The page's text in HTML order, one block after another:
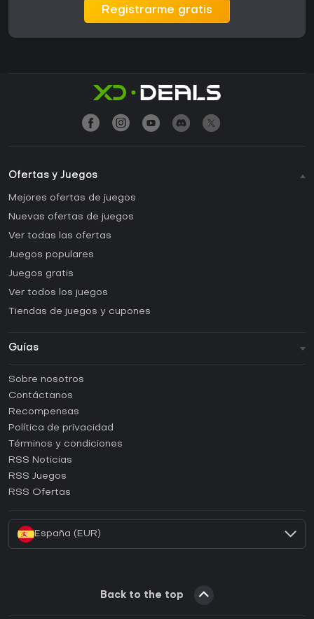
Registrarme gratis
Ofertas y Juegos
Mejores ofertas de juegos
Nuevas ofertas de juegos
Ver todas las ofertas
Juegos populares
Juegos gratis
Ver todos los juegos
Tiendas de juegos y cupones
Guías
Guías y tutoriales
¿Cómo activar una CD Key de Steam?
¿Cómo activar una CD Key de Epic Games?
¿Cómo activar una CD Key de GOG?
¿Cómo activar una CD Key de Ubisoft Connect?
Sobre nosotros
Contáctanos
Recompensas
Política de privacidad
Términos y condiciones
RSS Noticias
RSS Juegos
RSS Ofertas
España (EUR)
Back to the top